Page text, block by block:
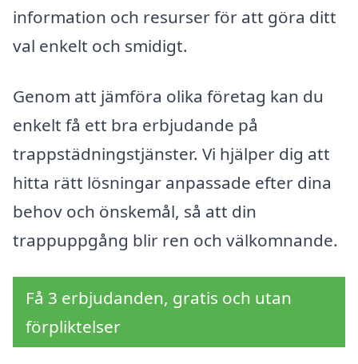
information och resurser för att göra ditt
val enkelt och smidigt.
Genom att jämföra olika företag kan du
enkelt få ett bra erbjudande på
trappstädningstjänster. Vi hjälper dig att
hitta rätt lösningar anpassade efter dina
behov och önskemål, så att din
trappuppgång blir ren och välkomnande.
Få 3 erbjudanden, gratis och utan
förpliktelser